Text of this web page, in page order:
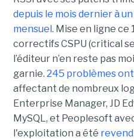
depuis le mois dernier à
mensuel. Mise en ligne ce
correctifs CSPU (critical
l’éditeur n’en reste pas
garnie. 245 problèmes
affectant de nombreux
Enterprise Manager, JD
MySQL, et Peoplesoft
l'exploitation a été